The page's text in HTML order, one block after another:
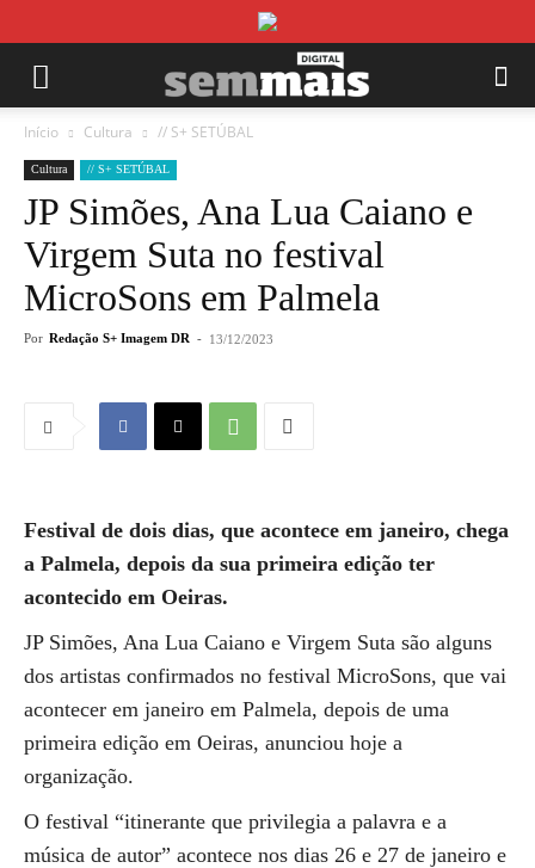
Início Cultura // S+ SETÚBAL
Cultura // S+ SETÚBAL
JP Simões, Ana Lua Caiano e
Virgem Suta no festival
MicroSons em Palmela
Por Redação S+ Imagem DR - 13/12/2023
Festival de dois dias, que acontece em janeiro, chega
a Palmela, depois da sua primeira edição ter
acontecido em Oeiras.
JP Simões, Ana Lua Caiano e Virgem Suta são alguns
dos artistas confirmados no festival MicroSons, que vai
acontecer em janeiro em Palmela, depois de uma
primeira edição em Oeiras, anunciou hoje a
organização.
O festival “itinerante que privilegia a palavra e a
música de autor” acontece nos dias 26 e 27 de janeiro e